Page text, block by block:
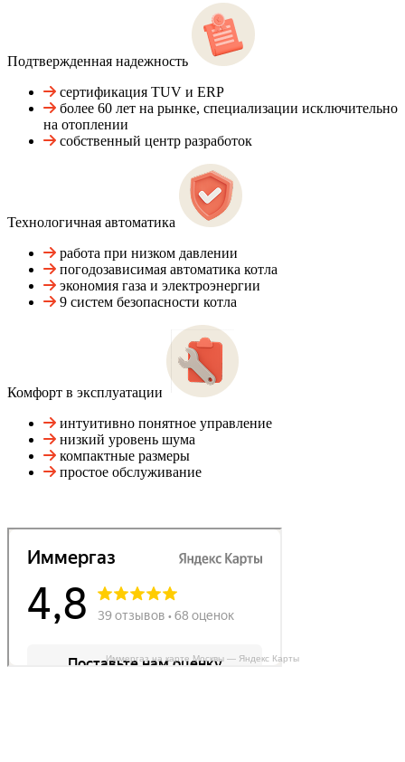
Подтвержденная надежность
сертификация TUV и ERP
более 60 лет на рынке, специализации исключительно
на отоплении
собственный центр разработок
Технологичная автоматика
работа при низком давлении
погодозависимая автоматика котла
экономия газа и электроэнергии
9 систем безопасности котла
Комфорт в эксплуатации
интуитивно понятное управление
низкий уровень шума
компактные размеры
простое обслуживание
Иммергаз на карте Москвы — Яндекс Карты